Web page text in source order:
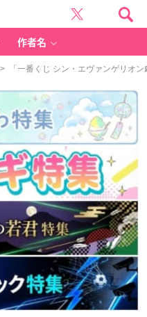
作者名
> 「一番くじ シン・エヴァンゲリオ